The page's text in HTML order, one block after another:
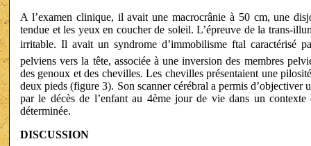
A l’examen clinique, il avait une macrocrânie à 50 cm, une
tendue et les yeux en coucher de soleil. L’épreuve de la trans-
irritable. Il avait un syndrome d’immobilisme ftal caractérisé
pelviens vers la tête, associée à une inversion des membres
des genoux et des chevilles. Les chevilles présentaient une
deux pieds (figure 3). Son scanner cérébral a permis d’objectiver
par le décès de l’enfant au 4ème jour de vie dans un
déterminée.
DISCUSSION